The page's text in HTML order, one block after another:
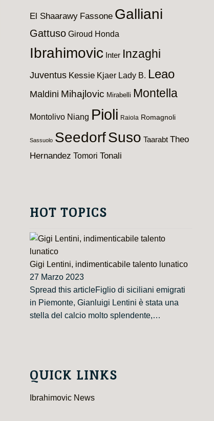
El Shaarawy Fassone Galliani
Gattuso Giroud Honda
Ibrahimovic Inter Inzaghi
Juventus Kessie Kjaer Lady B. Leao
Maldini Mihajlovic Mirabelli Montella
Montolivo Niang Pioli Raiola Romagnoli
Sassuolo SeedorfSuso Taarabt Theo
Hernandez Tomori Tonali
HOT TOPICS
Gigi Lentini, indimenticabile talento lunatico
27 Marzo 2023
Spread this articleFiglio di siciliani emigrati
in Piemonte, Gianluigi Lentini è stata una
stella del calcio molto splendente,…
QUICK LINKS
Ibrahimovic News